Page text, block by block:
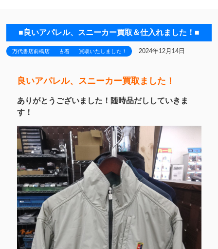
■良いアパレル、スニーカー買取＆仕入れました！■
万代書店前橋店 古着 買取いたしました！ 2024年12月14日
良いアパレル、スニーカー買取ました！
ありがとうございました！随時品だししていきま
す！